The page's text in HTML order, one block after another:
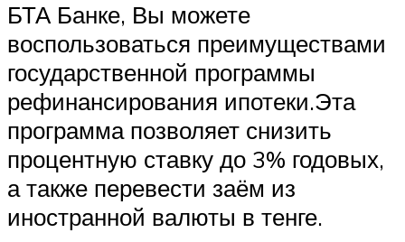
БТА Банке, Вы можете
воспользоваться преимуществами
государственной программы
рефинансирования ипотеки.Эта
программа позволяет снизить
процентную ставку до 3% годовых,
а также перевести заём из
иностранной валюты в тенге.